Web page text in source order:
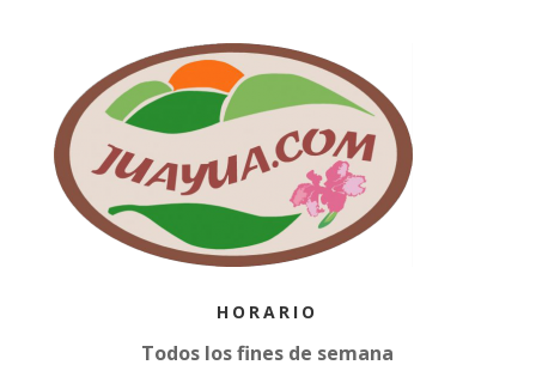
HORARIO
Todos los fines de semana